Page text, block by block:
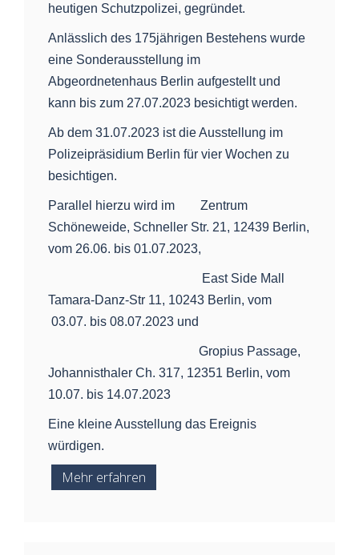
heutigen Schutzpolizei, gegründet.
Anlässlich des 175jährigen Bestehens wurde
eine Sonderausstellung im
Abgeordnetenhaus Berlin aufgestellt und
kann bis zum 27.07.2023 besichtigt werden.
Ab dem 31.07.2023 ist die Ausstellung im
Polizeipräsidium Berlin für vier Wochen zu
besichtigen.
Parallel hierzu wird im Zentrum
Schöneweide, Schneller Str. 21, 12439 Berlin,
vom 26.06. bis 01.07.2023,
East Side Mall
Tamara-Danz-Str 11, 10243 Berlin, vom
03.07. bis 08.07.2023 und
Gropius Passage,
Johannisthaler Ch. 317, 12351 Berlin, vom
10.07. bis 14.07.2023
Eine kleine Ausstellung das Ereignis
würdigen.
Mehr erfahren